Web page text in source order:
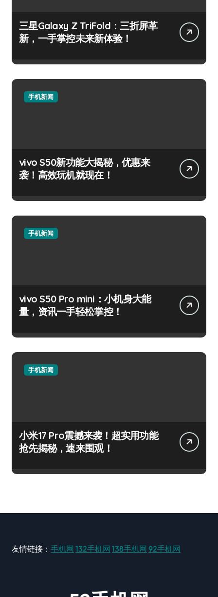
三星Galaxy Z TriFold：三折屏革
新，一手掌控未来新体验！
手机新闻
vivo S50新功能大揭秘，优惠来
袭！高效玩机就现在！
手机新闻
vivo S50 Pro mini：小机身大能
量，资讯一手轻松掌控！
手机新闻
小米17 Pro震撼来袭！超实用功能
抢先揭秘，速来围观！
友情链接： 手机网 132手机网 138手机网 92手机网